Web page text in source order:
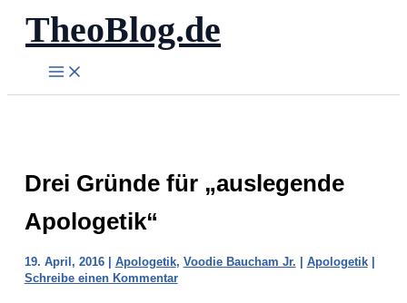
Zum
Inhalt
springen
TheoBlog.de
Drei Gründe für „auslegende
Apologetik“
19. April, 2016 | Apologetik, Voodie Baucham Jr. | Apologetik|
Schreibe einen Kommentar